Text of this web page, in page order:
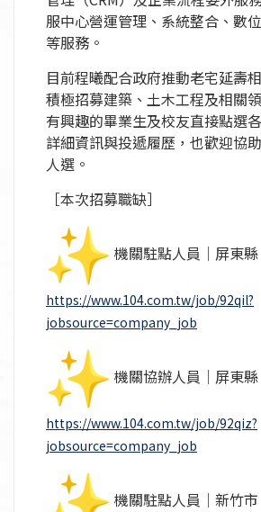
服中心營運管理、系統整合、 數
等服務。
目前程曦配合政府推動老宅延壽
積極招募建築、 土木工程及相關
有興趣的畢業生及校友直接點選
詳細資訊與投遞履歷， 也歡迎協
人選。
［本次招募職缺］
機關駐點人員｜屏東縣
https://www.104.com.tw/job/92qil?
jobsource=company_job
機關協辦人員｜屏東縣
https://www.104.com.tw/job/92qiz?
jobsource=company_job
機關駐點人員｜新竹市